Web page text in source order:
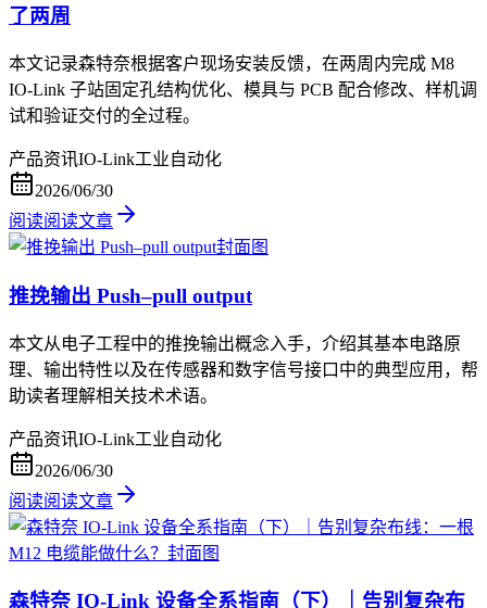
了两周
本文记录森特奈根据客户现场安装反馈，在两周内完成 M8
IO-Link 子站固定孔结构优化、模具与 PCB 配合修改、样机调
试和验证交付的全过程。
产品资讯IO-Link工业自动化
2026/06/30
阅读阅读文章
推挽输出 Push–pull output
本文从电子工程中的推挽输出概念入手，介绍其基本电路原
理、输出特性以及在传感器和数字信号接口中的典型应用，帮
助读者理解相关技术术语。
产品资讯IO-Link工业自动化
2026/06/30
阅读阅读文章
森特奈 IO-Link 设备全系指南（下）｜告别复杂布